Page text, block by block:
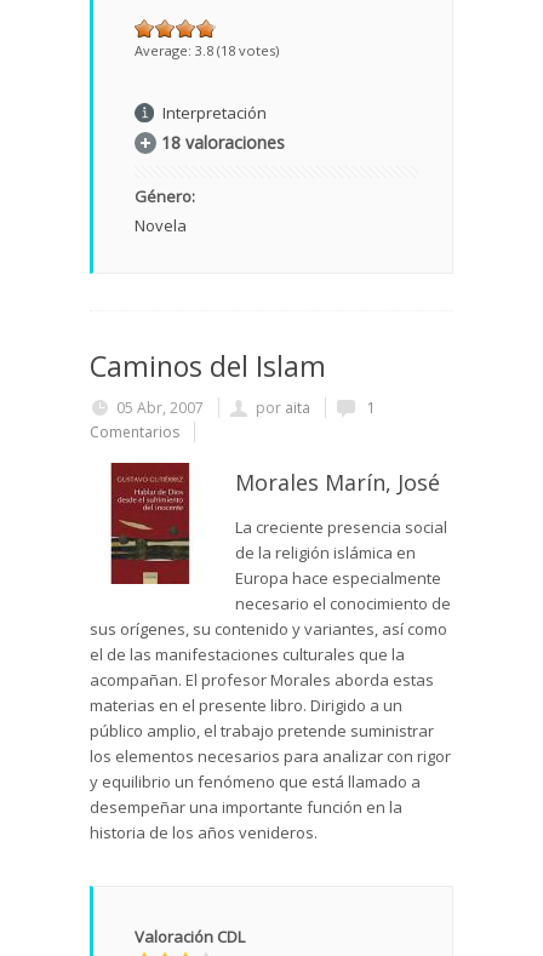
Average: 3.8 (18 votes)
Interpretación
18 valoraciones
Género:
Novela
Caminos del Islam
05 Abr, 2007 por aita
1
Comentarios
Morales Marín, José
La creciente presencia social
de la religión islámica en
Europa hace especialmente
necesario el conocimiento de
sus orígenes, su contenido y variantes, así como
el de las manifestaciones culturales que la
acompañan. El profesor Morales aborda estas
materias en el presente libro. Dirigido a un
público amplio, el trabajo pretende suministrar
los elementos necesarios para analizar con rigor
y equilibrio un fenómeno que está llamado a
desempeñar una importante función en la
historia de los años venideros.
Valoración CDL